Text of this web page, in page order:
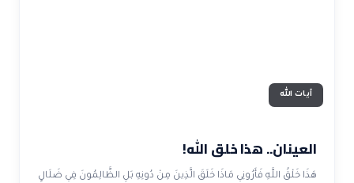
آيات الله
العينان.. هذا خلق الله!
هَذَا خَلْقُ اللَّهِ فَأَرُونِي مَاذَا خَلَقَ الَّذِينَ مِنْ دُونِهِ بَلِ الظَّالِمُونَ فِي ضَلَالٍ